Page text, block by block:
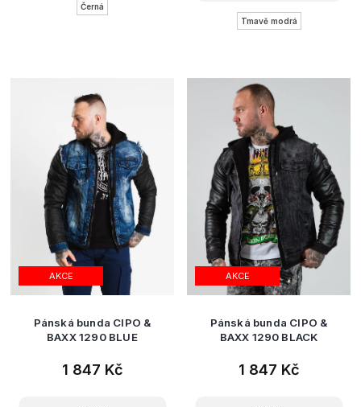
Černá
Tmavě modrá
AKCE
Pánská bunda CIPO &
BAXX 1290 BLUE
1 847 Kč
AKCE
Pánská bunda CIPO &
BAXX 1290 BLACK
1 847 Kč